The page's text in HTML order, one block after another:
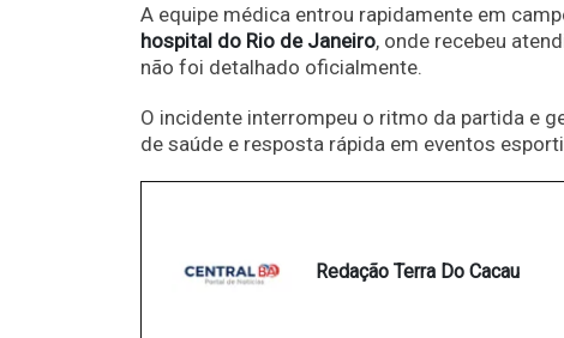
A equipe médica entrou rapidamente em
hospital do Rio de Janeiro, onde recebeu
não foi detalhado oficialmente.
O incidente interrompeu o ritmo da partida e
de saúde e resposta rápida em eventos
Redação Terra Do Cacau